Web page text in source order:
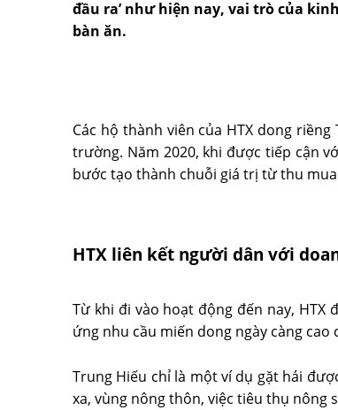
đầu ra’ như hiện nay, vai trò của
bàn ăn.
Các hộ thành viên của HTX dong
trường. Năm 2020, khi được tiếp cận
bước tạo thành chuỗi giá trị từ thu
HTX liên kết người dân với
Từ khi đi vào hoạt động đến nay,
ứng nhu cầu miến dong ngày càng cao
Trung Hiếu chỉ là một ví dụ gặt hái
xa, vùng nông thôn, việc tiêu thụ nông